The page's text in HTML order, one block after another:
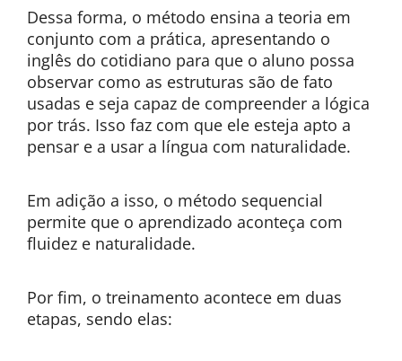
Dessa forma, o método ensina a teoria em
conjunto com a prática, apresentando o
inglês do cotidiano para que o aluno possa
observar como as estruturas são de fato
usadas e seja capaz de compreender a lógica
por trás. Isso faz com que ele esteja apto a
pensar e a usar a língua com naturalidade.
Em adição a isso, o método sequencial
permite que o aprendizado aconteça com
fluidez e naturalidade.
Por fim, o treinamento acontece em duas
etapas, sendo elas: